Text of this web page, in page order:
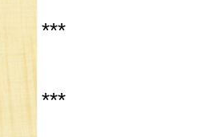
***
***